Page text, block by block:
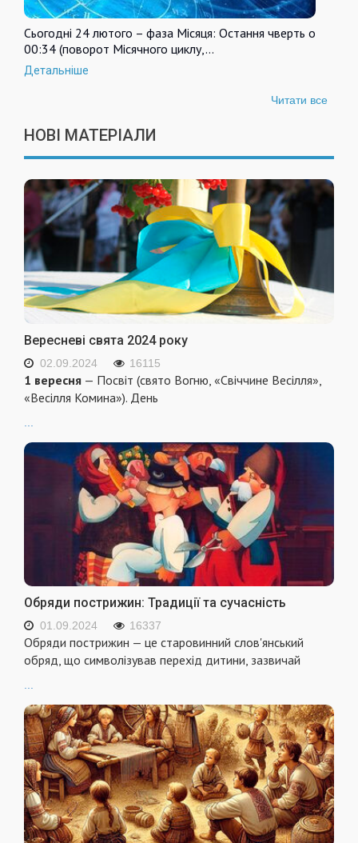
Сьогодні 24 лютого – фаза Місяця: Остання чверть о
00:34 (поворот Місячного циклу,…
Детальніше
Читати все
НОВІ МАТЕРІАЛИ
Вересневі свята 2024 року
02.09.2024 16115
1 вересня — Посвіт (свято Вогню, «Свіччине Весілля»,
«Весілля Комина»). День
Обряди пострижин: Традиції та сучасність
01.09.2024 16337
Обряди пострижин — це старовинний слов'янський
обряд, що символізував перехід дитини, зазвичай